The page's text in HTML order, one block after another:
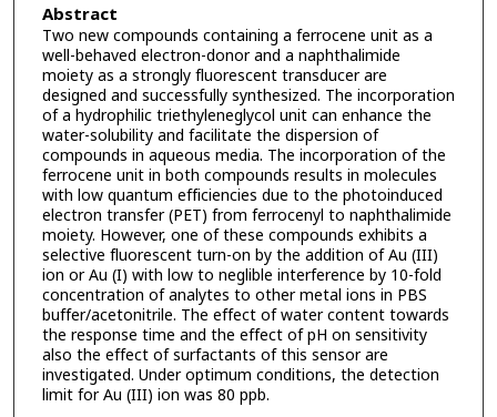
Abstract
Two new compounds containing a ferrocene unit as a
well-behaved electron-donor and a naphthalimide
moiety as a strongly fluorescent transducer are
designed and successfully synthesized. The incorporation
of a hydrophilic triethyleneglycol unit can enhance the
water-solubility and facilitate the dispersion of
compounds in aqueous media. The incorporation of the
ferrocene unit in both compounds results in molecules
with low quantum efficiencies due to the photoinduced
electron transfer (PET) from ferrocenyl to naphthalimide
moiety. However, one of these compounds exhibits a
selective fluorescent turn-on by the addition of Au (III)
ion or Au (I) with low to neglible interference by 10-fold
concentration of analytes to other metal ions in PBS
buffer/acetonitrile. The effect of water content towards
the response time and the effect of pH on sensitivity
also the effect of surfactants of this sensor are
investigated. Under optimum conditions, the detection
limit for Au (III) ion was 80 ppb.